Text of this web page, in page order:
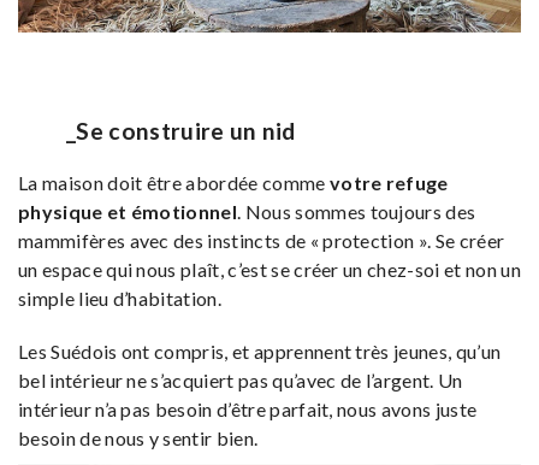
_Se construire un nid
La maison doit être abordée comme votre refuge
physique et émotionnel. Nous sommes toujours des
mammifères avec des instincts de « protection ». Se créer
un espace qui nous plaît, c’est se créer un chez-soi et non un
simple lieu d’habitation.
Les Suédois ont compris, et apprennent très jeunes, qu’un
bel intérieur ne s’acquiert pas qu’avec de l’argent. Un
intérieur n’a pas besoin d’être parfait, nous avons juste
besoin de nous y sentir bien.